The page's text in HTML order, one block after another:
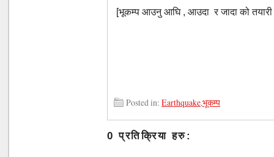
[भूकम्प आउनु आघि , आउदा र जादा को तयारी
Posted in: Earthquake,भूकम्प
0 प्रतिक्रिया हरु: